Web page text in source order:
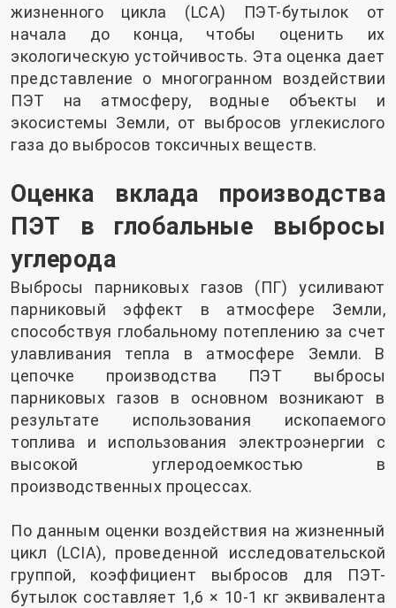
жизненного цикла (LCA) ПЭТ-бутылок от
начала до конца, чтобы оценить их
экологическую устойчивость. Эта оценка дает
представление о многогранном воздействии
ПЭТ на атмосферу, водные объекты и
экосистемы Земли, от выбросов углекислого
газа до выбросов токсичных веществ.
Оценка вклада производства
ПЭТ в глобальные выбросы
углерода
Выбросы парниковых газов (ПГ) усиливают
парниковый эффект в атмосфере Земли,
способствуя глобальному потеплению за счет
улавливания тепла в атмосфере Земли. В
цепочке производства ПЭТ выбросы
парниковых газов в основном возникают в
результате использования ископаемого
топлива и использования электроэнергии с
высокой углеродоемкостью в
производственных процессах.
По данным оценки воздействия на жизненный
цикл (LCIA), проведенной исследовательской
группой, коэффициент выбросов для ПЭТ-
бутылок составляет 1,6 × 10-1 кг эквивалента